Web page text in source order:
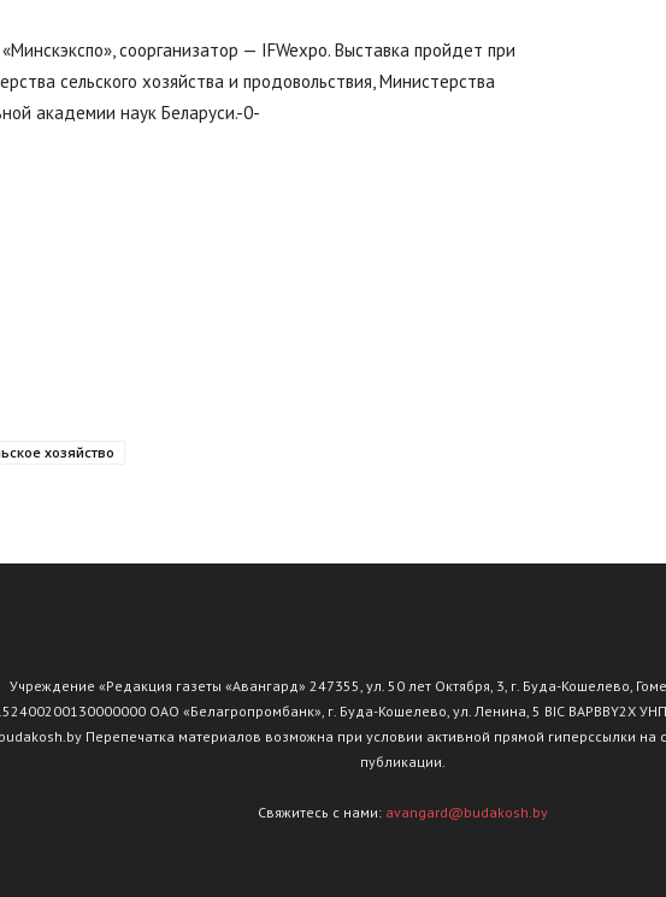
соорганизатор — IFWexpo. Выставка пройдет при
сельского хозяйства и продовольствия, Министерства
академии наук Беларуси.-0-
хозяйство
Учреждение «Редакция газеты «Авангард» 247355, ул. 50 лет Октября, 3, г. Буда-Кошелево,
ОАО «Белагропромбанк», г. Буда-Кошелево, ул. Ленина, 5 BIC BAPBBY2X
Перепечатка материалов возможна при условии активной прямой гиперссылки на
публикации.
Свяжитесь с нами: avangard@budakosh.by